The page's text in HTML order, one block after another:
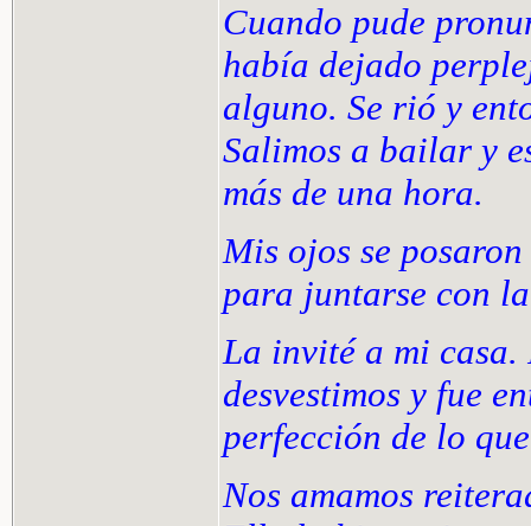
Cuando pude
había dejado
alguno. Se rió y
Salimos a bailar y
más de una hora.
Mis ojos se
para juntarse con
La invité a mi casa.
desvestimos y fue
perfección de lo
Nos amamos